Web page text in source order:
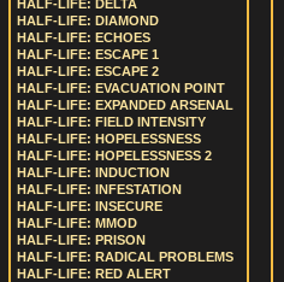
HALF-LIFE: DELTA
HALF-LIFE: DIAMOND
HALF-LIFE: ECHOES
HALF-LIFE: ESCAPE 1
HALF-LIFE: ESCAPE 2
HALF-LIFE: EVACUATION POINT
HALF-LIFE: EXPANDED ARSENAL
HALF-LIFE: FIELD INTENSITY
HALF-LIFE: HOPELESSNESS
HALF-LIFE: HOPELESSNESS 2
HALF-LIFE: INDUCTION
HALF-LIFE: INFESTATION
HALF-LIFE: INSECURE
HALF-LIFE: MMOD
HALF-LIFE: PRISON
HALF-LIFE: RADICAL PROBLEMS
HALF-LIFE: RED ALERT